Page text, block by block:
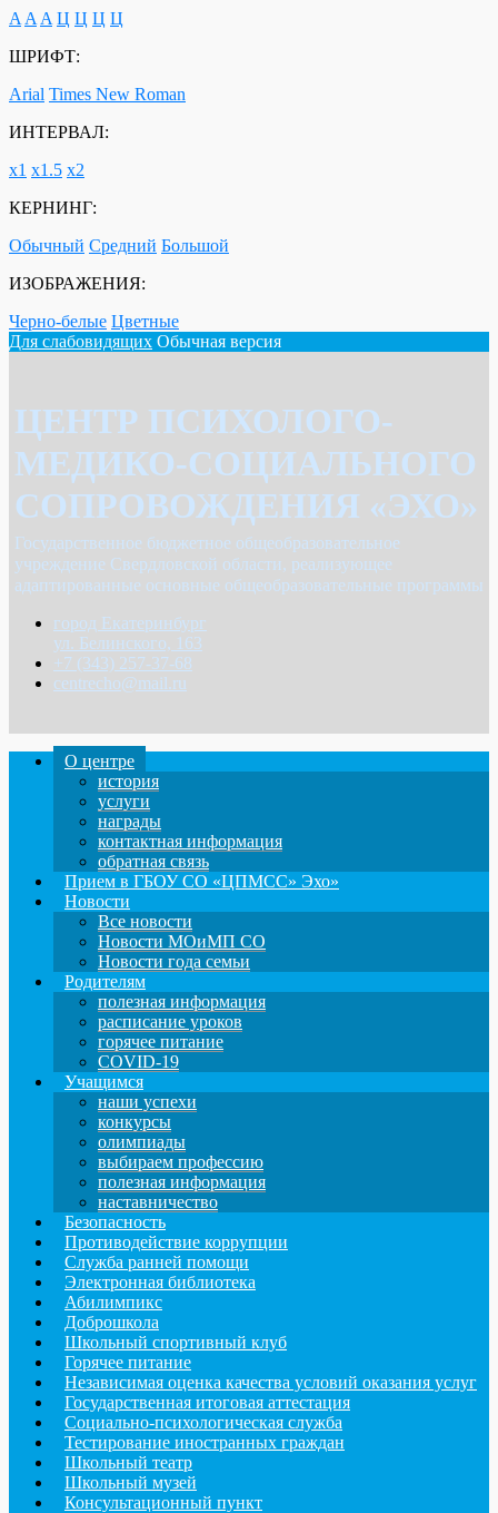
A A A Ц Ц Ц Ц
ШРИФТ:
Arial Times New Roman
ИНТЕРВАЛ:
х1 х1.5 х2
КЕРНИНГ:
Обычный Средний Большой
ИЗОБРАЖЕНИЯ:
Черно-белые Цветные
Для слабовидящих Обычная версия
ЦЕНТР ПСИХОЛОГО-
МЕДИКО-СОЦИАЛЬНОГО
СОПРОВОЖДЕНИЯ «ЭХО»
Государственное бюджетное общеобразовательное
учреждение Свердловской области, реализующее
адаптированные основные общеобразовательные программы
город Екатеринбург
ул. Белинского, 163
+7 (343) 257-37-68
centrecho@mail.ru
О центре
история
услуги
награды
контактная информация
обратная связь
Прием в ГБОУ СО «ЦПМСС» Эхо»
Новости
Все новости
Новости МОиМП СО
Новости года семьи
Родителям
полезная информация
расписание уроков
горячее питание
COVID-19
Учащимся
наши успехи
конкурсы
олимпиады
выбираем профессию
полезная информация
наставничество
Безопасность
Противодействие коррупции
Служба ранней помощи
Электронная библиотека
Абилимпикс
Доброшкола
Школьный спортивный клуб
Горячее питание
Независимая оценка качества условий оказания услуг
Государственная итоговая аттестация
Социально-психологическая служба
Тестирование иностранных граждан
Школьный театр
Школьный музей
Консультационный пункт